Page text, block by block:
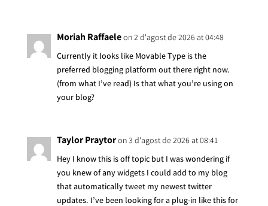
Moriah Raffaeleon 2 d'agost de 2026 at 04:48
Currently it looks like Movable Type is the
preferred blogging platform out there right now.
(from what I’ve read) Is that what you’re using on
your blog?
Taylor Praytoron 3 d'agost de 2026 at 08:41
Hey I know this is off topic but I was wondering if
you knew of any widgets I could add to my blog
that automatically tweet my newest twitter
updates. I’ve been looking for a plug-in like this for